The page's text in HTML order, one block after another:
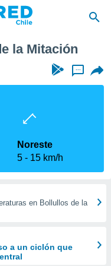
la Mitación
...
Noreste
5
15 km/h
en Bollullos de la
a un ciclón que